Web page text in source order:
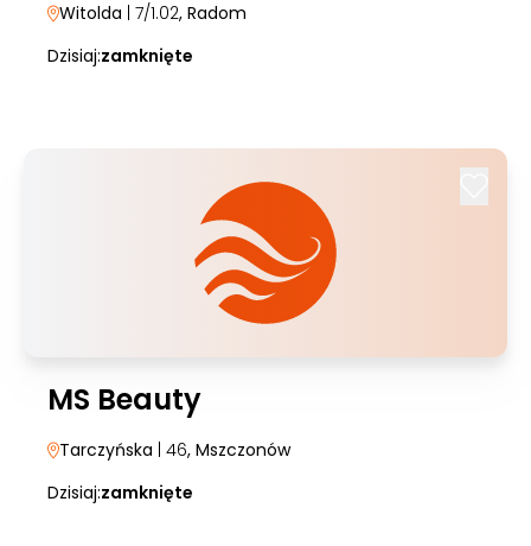
Witolda | 7/1.02, Radom
Dzisiaj:zamknięte
MS Beauty
Tarczyńska | 46, Mszczonów
Dzisiaj:zamknięte